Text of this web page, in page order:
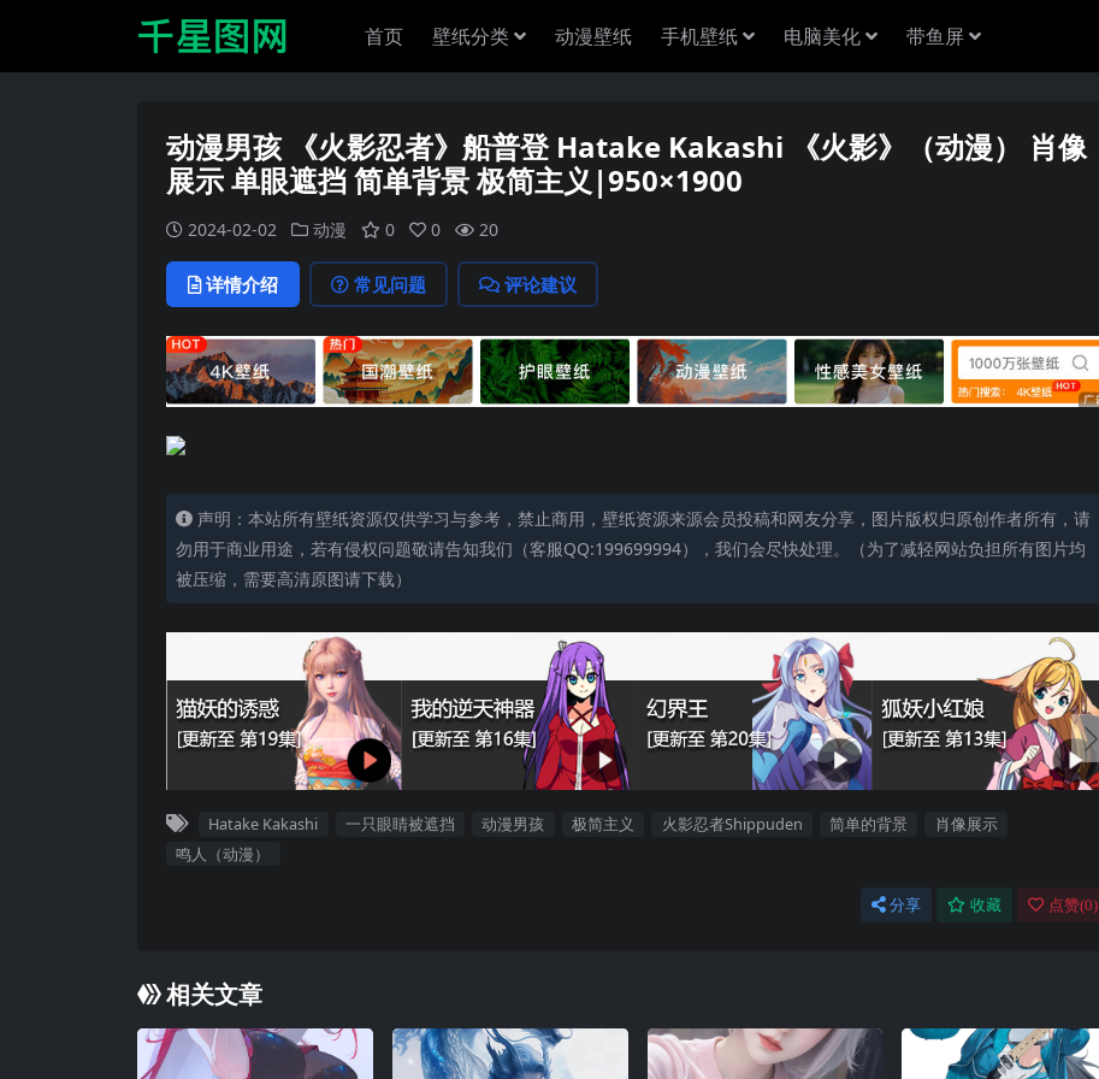
首页 壁纸分类 动漫壁纸 手机壁纸 电脑美化 带鱼屏
动漫男孩 《火影忍者》船普登 Hatake Kakashi 《火影》（动漫） 肖像
展示 单眼遮挡 简单背景 极简主义|950×1900
2024-02-02 动漫 0 0 20
详情介绍 常见问题 评论建议
声明：本站所有壁纸资源仅供学习与参考，禁止商用，壁纸资源来源会员投稿和网友分享，图片版权归原创作者所有，请
勿用于商业用途，若有侵权问题敬请告知我们（客服QQ:199699994），我们会尽快处理。（为了减轻网站负担所有图片均
被压缩，需要高清原图请下载）
Hatake Kakashi 一只眼睛被遮挡 动漫男孩 极简主义 火影忍者Shippuden 简单的背景
肖像展示
鸣人（动漫）
分享 收藏 点赞(0)
相关文章